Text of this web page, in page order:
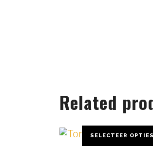
Related
SELECTEER OPTIES